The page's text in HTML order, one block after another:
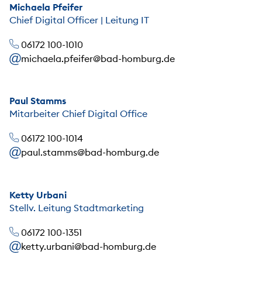
Michaela Pfeifer
Chief Digital Officer | Leitung IT
06172 100-1010
michaela.pfeifer@bad-homburg.de
Paul Stamms
Mitarbeiter Chief Digital Office
06172 100-1014
paul.stamms@bad-homburg.de
Ketty Urbani
Stellv. Leitung Stadtmarketing
06172 100-1351
ketty.urbani@bad-homburg.de